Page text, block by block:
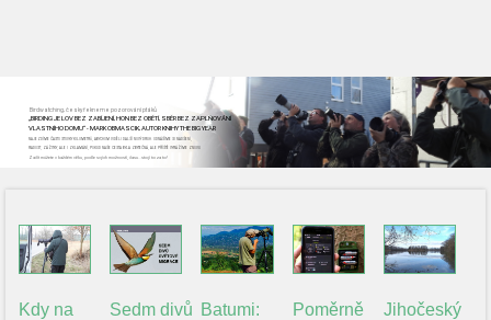
Birdwatching, česky řekneme pozorování ptáků
„BIRDING JE LOV BEZ ZABÍJENÍ, HON BEZ OBĚTÍ, SBĚR BEZ ZAPLŇOVÁNÍ
VLASTNÍHO DOMU“ - MARK OBMASCIK, AUTOR KNIHY THE BIG YEAR
NAJEZDÍME ČASTO STOVKY KILOMETRŮ, ABYCHOM VIDĚLI DALŠÍ NOVÝ DRUH. ODNÁŠÍME SI NADŠENÍ,
RADOST, ZÁŽITKY, ALE I ZKLAMÁNÍ, POKUD NAŠE CESTA BYLA ZBYTEČNÁ, ALE PŘÍŠTĚ VYRÁŽÍME ZNOVU
Začít můžete v každém věku, podle svých možností, času...stojí to za to!
Kdy na
Sedm divů Batumi:
Poměrně
Jihočeský